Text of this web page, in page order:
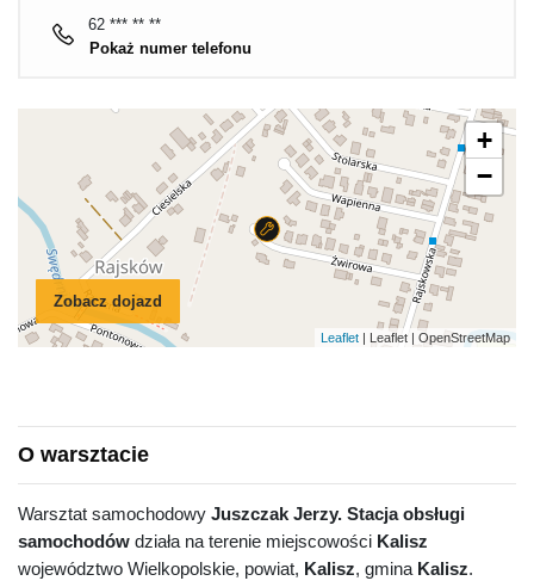
62 *** ** **
Pokaż numer telefonu
Zobacz dojazd
+
−
Leaflet | Leaflet | OpenStreetMap
O warsztacie
Warsztat samochodowy Juszczak Jerzy. Stacja obsługi
samochodów działa na terenie miejscowości Kalisz
województwo Wielkopolskie, powiat, Kalisz, gmina Kalisz.